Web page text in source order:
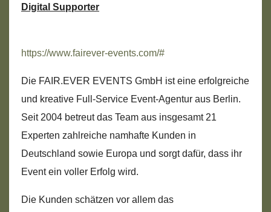
Digital Supporter
https://www.fairever-events.com/#
Die FAIR.EVER EVENTS GmbH ist eine erfolgreiche
und kreative Full-Service Event-Agentur aus Berlin.
Seit 2004 betreut das Team aus insgesamt 21
Experten zahlreiche namhafte Kunden in
Deutschland sowie Europa und sorgt dafür, dass ihr
Event ein voller Erfolg wird.
Die Kunden schätzen vor allem das